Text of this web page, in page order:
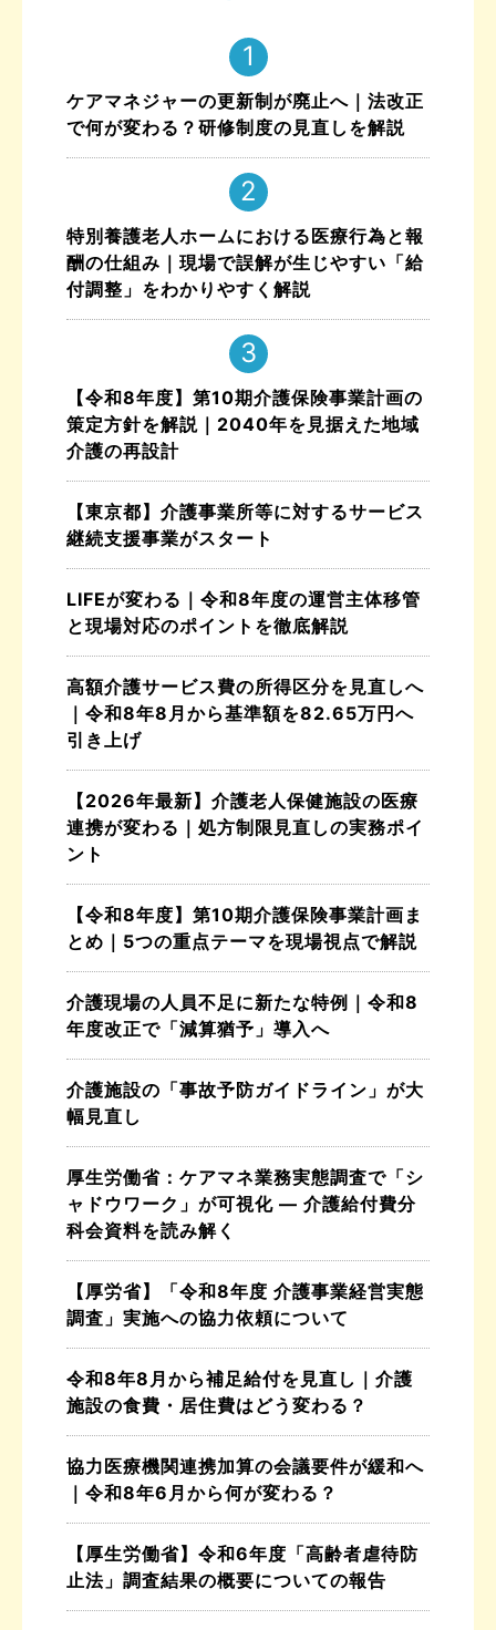
ケアマネジャーの更新制が廃止へ｜法改正
で何が変わる？研修制度の見直しを解説
特別養護老人ホームにおける医療行為と報
酬の仕組み｜現場で誤解が生じやすい「給
付調整」をわかりやすく解説
【令和8年度】第10期介護保険事業計画の
策定方針を解説｜2040年を見据えた地域
介護の再設計
【東京都】介護事業所等に対するサービス
継続支援事業がスタート
LIFEが変わる｜令和8年度の運営主体移管
と現場対応のポイントを徹底解説
高額介護サービス費の所得区分を見直しへ
｜令和8年8月から基準額を82.65万円へ
引き上げ
【2026年最新】介護老人保健施設の医療
連携が変わる｜処方制限見直しの実務ポイ
ント
【令和8年度】第10期介護保険事業計画ま
とめ｜5つの重点テーマを現場視点で解説
介護現場の人員不足に新たな特例｜令和8
年度改正で「減算猶予」導入へ
介護施設の「事故予防ガイドライン」が大
幅見直し
厚生労働省：ケアマネ業務実態調査で「シ
ャドウワーク」が可視化 ― 介護給付費分
科会資料を読み解く
【厚労省】「令和8年度 介護事業経営実態
調査」実施への協力依頼について
令和8年8月から補足給付を見直し｜介護
施設の食費・居住費はどう変わる？
協力医療機関連携加算の会議要件が緩和へ
｜令和8年6月から何が変わる？
【厚生労働省】令和6年度「高齢者虐待防
止法」調査結果の概要についての報告